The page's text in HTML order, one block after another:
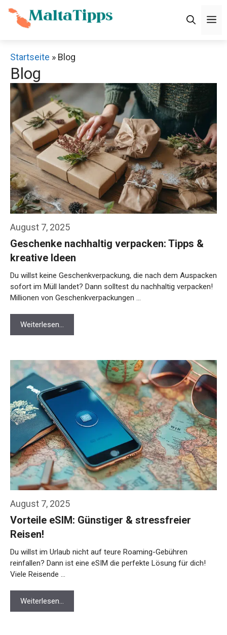
Zum
Inhalt
Startseite » Blog
Blog
August 7, 2025
Geschenke nachhaltig verpacken: Tipps &
kreative Ideen
Du willst keine Geschenkverpackung, die nach dem Auspacken
sofort im Müll landet? Dann solltest du nachhaltig verpacken!
Millionen von Geschenkverpackungen …
Weiterlesen…
August 7, 2025
Vorteile eSIM: Günstiger & stressfreier
Reisen!
Du willst im Urlaub nicht auf teure Roaming-Gebühren
reinfallen? Dann ist eine eSIM die perfekte Lösung für dich!
Viele Reisende …
Weiterlesen…